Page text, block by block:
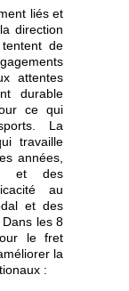
liés et
direction
de
attentes
durable
ce qui
La
travaille
années,
et des
au
et des
les 8
le fret
la
: